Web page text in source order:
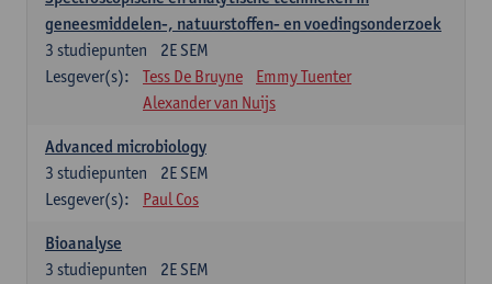
geneesmiddelen-, natuurstoffen- en voedingsonderzoek
2E SEM
3 studiepunten
Lesgever(s):
Tess De Bruyne
Emmy Tuenter
Alexander van Nuijs
Advanced microbiology
2E SEM
3 studiepunten
Lesgever(s):
Paul Cos
Bioanalyse
2E SEM
3 studiepunten